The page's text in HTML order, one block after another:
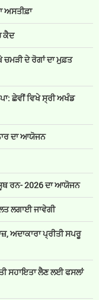
ਅਸਤੀਫ਼ਾ
ਕੈਦ
ਚਮੜੀ ਦੇ ਰੋਗਾਂ ਦਾ ਮੁਫ਼ਤ
ਛੇਵੀਂ ਵਿਖੇ ਸ੍ਰੀ ਅਖੰਡ
ਦਾ ਆਯੋਜਨ
ਰਨ- 2026 ਦਾ ਆਯੋਜਨ
ਲਗਾਈ ਜਾਵੇਗੀ
ਅਦਾਕਾਰਾ ਪ੍ਰੀਤੀ ਸਪਰੂ
ਸਹਾਇਤਾ ਲੈਣ ਲਈ ਫਸਲਾਂ